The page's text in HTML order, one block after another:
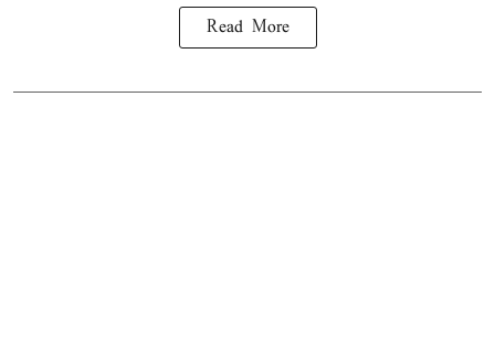
Read More